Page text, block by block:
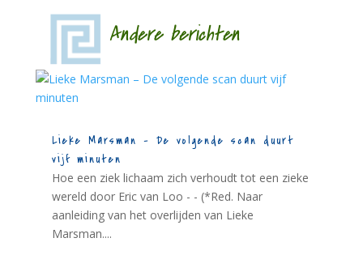
Andere berichten
Lieke Marsman – De volgende scan duurt
vijf minuten
Hoe een ziek lichaam zich verhoudt tot een zieke
wereld door Eric van Loo - - (*Red. Naar
aanleiding van het overlijden van Lieke
Marsman....